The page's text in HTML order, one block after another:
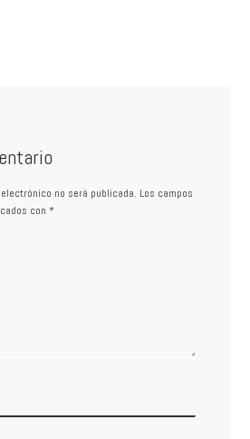
no será publicada. Los campos
con *